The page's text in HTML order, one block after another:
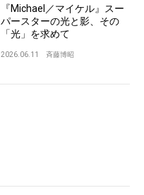
『Michael／マイケル』スー
パースターの光と影、その
「光」を求めて
2026.06.11 斉藤博昭